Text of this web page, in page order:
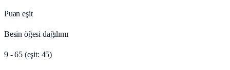
Puan eşit
Besin öğesi dağılımı
9 - 65 (eşit: 45)